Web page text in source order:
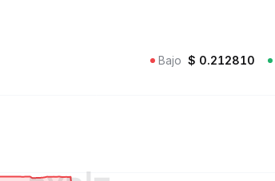
Bajo $ 0.212810